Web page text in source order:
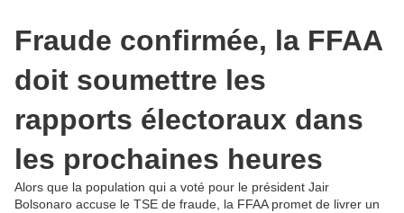
Fraude confirmée, la FFAA
doit soumettre les
rapports électoraux dans
les prochaines heures
Alors que la population qui a voté pour le président Jair
Bolsonaro accuse le TSE de fraude, la FFAA promet de livrer un